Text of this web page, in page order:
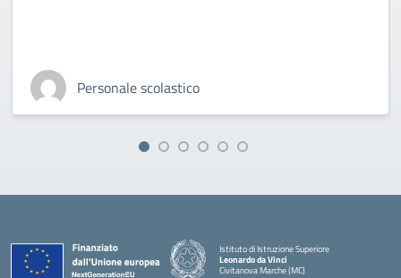
Personale scolastico
Istituto di Istruzione Superiore
Leonardo da Vinci
Civitanova Marche (MC)